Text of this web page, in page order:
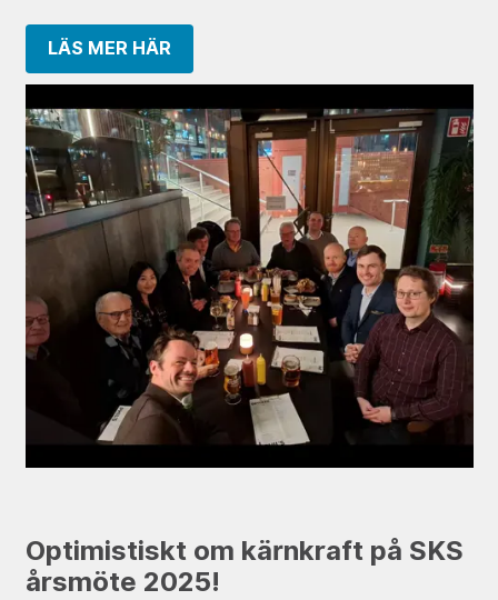
LÄS MER HÄR
Optimistiskt om kärnkraft på SKS
årsmöte 2025!